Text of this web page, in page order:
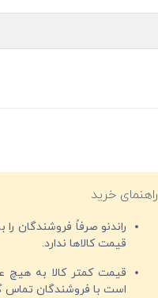
راهنمای خرید
راندنو صرفاً فروشندگان
قیمت‌ کالاها ندارد.
قیمت کمتر کالا به هیچ
است با فروشندگان تماس